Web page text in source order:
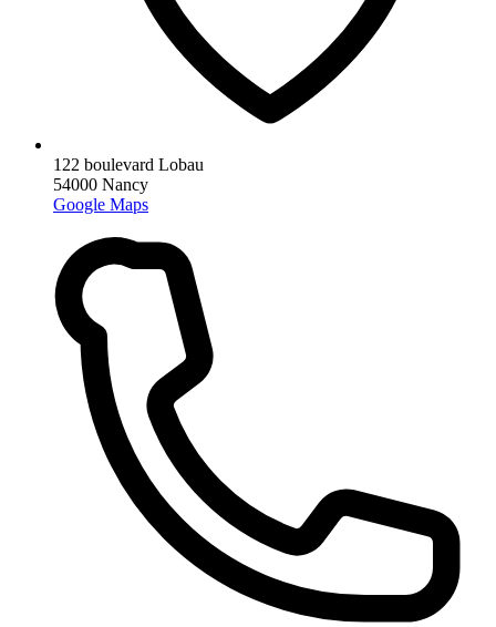
122 boulevard Lobau
54000 Nancy
Google Maps